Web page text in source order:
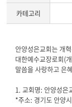
카테고리
게
시
글
문
안양성은교회는 개
대한예수교장로회(
말씀을 사랑하고 은
1. 교회명: 안양성은
*주소: 경기도 안양